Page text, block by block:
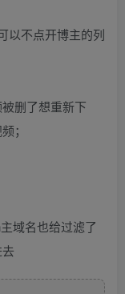
以不点开博主的列
删了想重新下
；
域名也给过滤了